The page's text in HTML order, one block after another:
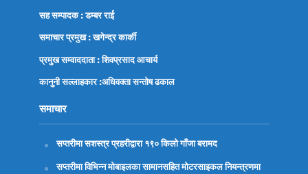
सह सम्पादक : डम्बर राई
समाचार प्रमुख : खगेन्द्र कार्की
प्रमुख सम्वाददाता : शिवप्रसाद आचार्य
कानुनी सल्लाहकार :अधिवक्तासन्तोष ढकाल
समाचार
सप्तरीमा सशस्त्र प्रहरीद्वारा १९० किलो गाँजा बरामद
सप्तरीमा विभिन्न मोबाइलका सामानसहित मोटरसाइकल नियन्त्रणमा